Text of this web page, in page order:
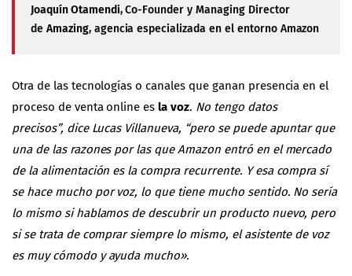
Joaquín Otamendi, Co-Founder y Managing Director
de Amazing, agencia especializada en el entorno Amazon
Otra de las tecnologías o canales que ganan presencia en el
proceso de venta online esla voz. No tengo datos
precisos”, dice Lucas Villanueva, “pero se puede apuntar que
una de las razones por las que Amazon entró en el mercado
de la alimentación es la compra recurrente. Y esa compra sí
se hace mucho por voz, lo que tiene mucho sentido. No sería
lo mismo si hablamos de descubrir un producto nuevo, pero
si se trata de comprar siempre lo mismo, el asistente de voz
es muy cómodo y ayuda mucho».